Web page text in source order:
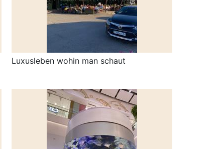
Luxusleben wohin man schaut